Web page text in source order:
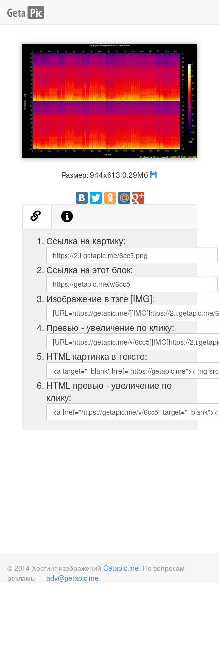
Размер: 944x613 0.29Мб
Ссылка на картику:
Ссылка на этот блок:
Изображение в тэге [IMG]:
Превью - увеличение по клику:
HTML картинка в тексте:
HTML превью - увеличение по
клику:
© 2014 Хостинг изображений Getapic.me. По вопросам
рекламы — adv@getapic.me.